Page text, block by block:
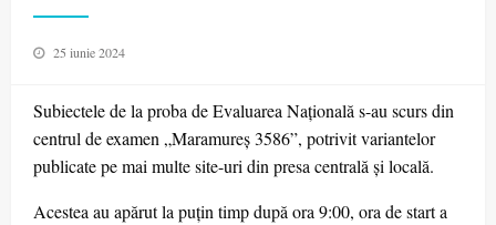
Posted
25 iunie 2024
Subiectele de la proba de Evaluarea Națională s-au scurs din
centrul de examen „Maramureș 3586”, potrivit variantelor
publicate pe mai multe site-uri din presa centrală și locală.
Acestea au apărut la puțin timp după ora 9:00, ora de start a